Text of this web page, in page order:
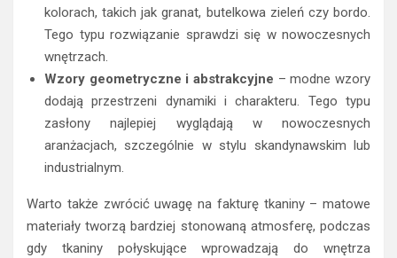
kolorach, takich jak granat, butelkowa zieleń czy bordo.
Tego typu rozwiązanie sprawdzi się w nowoczesnych
wnętrzach.
Wzory geometryczne i abstrakcyjne – modne wzory
dodają przestrzeni dynamiki i charakteru. Tego typu
zasłony najlepiej wyglądają w nowoczesnych
aranżacjach, szczególnie w stylu skandynawskim lub
industrialnym.
Warto także zwrócić uwagę na fakturę tkaniny – matowe
materiały tworzą bardziej stonowaną atmosferę, podczas
gdy tkaniny połyskujące wprowadzają do wnętrza